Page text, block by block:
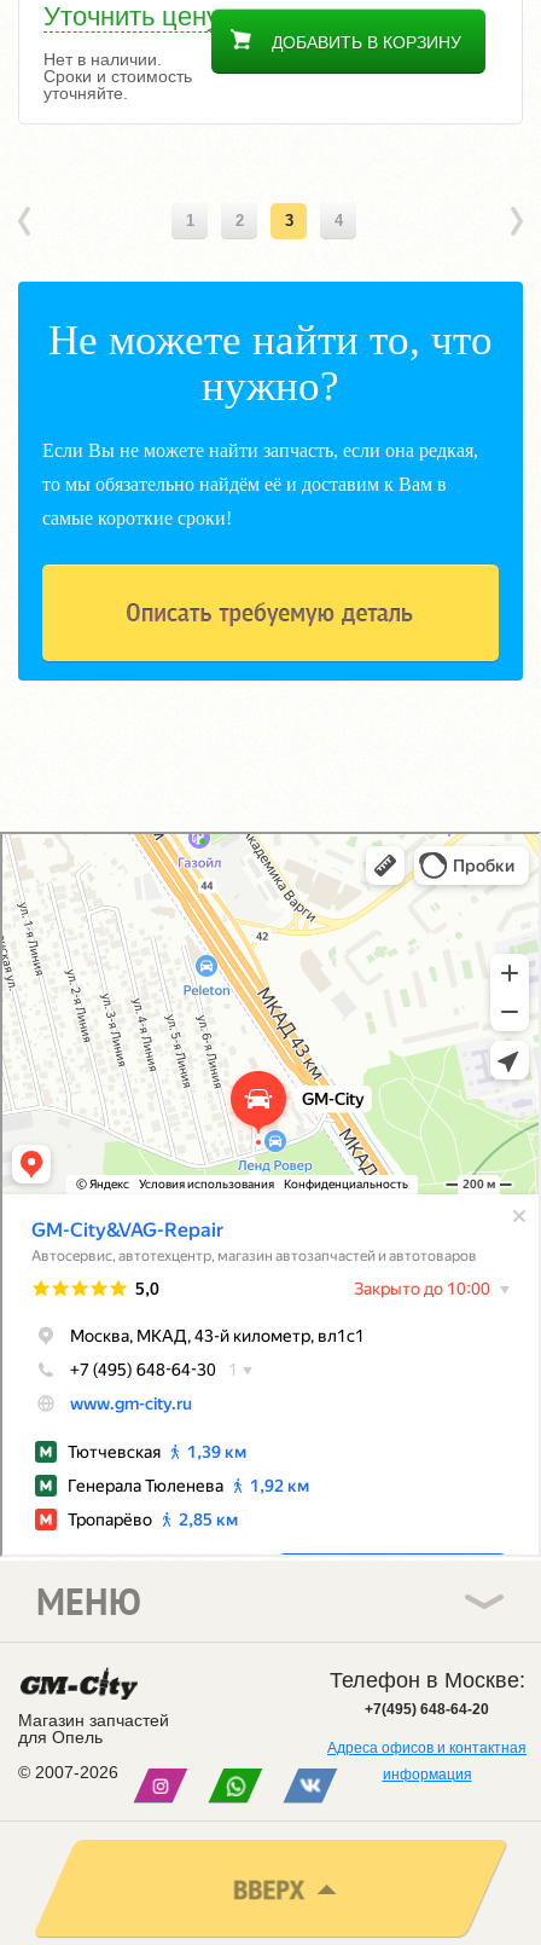
Уточнить цену
ДОБАВИТЬ В КОРЗИНУ
Нет в наличии.
Сроки и стоимость
уточняйте.
1 2 3 4
Не можете найти то, что
нужно?
Если Вы не можете найти запчасть, если она редкая,
то мы обязательно найдём её и доставим к Вам в
самые короткие сроки!
GM-City&VAG-Repair
Автосервис, автотехцентр в Москве
Магазин автозапчастей и автотоваров в Москве
Магазин запчастей
для Опель
© 2007-2026
МЕНЮ
Телефон в Москве:
+7(495) 648-64-20
Адреса офисов и контактная
информация